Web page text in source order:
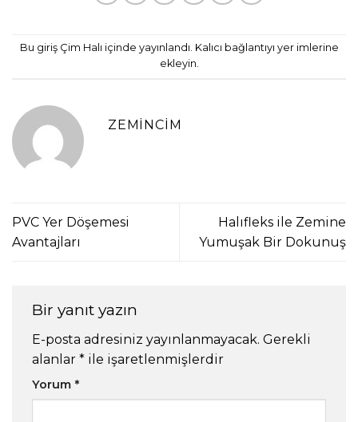
Bu giriş Çim Halı içinde yayınlandı. Kalıcı bağlantıyı yer imlerine
ekleyin.
ZEMINCIM
PVC Yer Döşemesi
Avantajları
Halıfleks ile Zemine
Yumuşak Bir Dokunuş
Bir yanıt yazın
E-posta adresiniz yayınlanmayacak. Gerekli
alanlar * ile işaretlenmişlerdir
Yorum *